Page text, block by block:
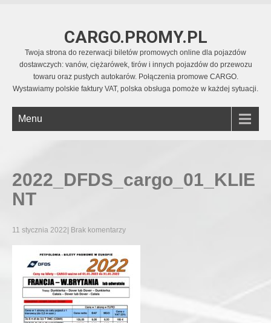
CARGO.PROMY.PL
Twoja strona do rezerwacji biletów promowych online dla pojazdów
dostawczych: vanów, ciężarówek, tirów i innych pojazdów do przewozu
towaru oraz pustych autokarów. Połączenia promowe CARGO.
Wystawiamy polskie faktury VAT, polska obsługa pomoże w każdej sytuacji.
Menu
2022_DFDS_cargo_01_KLIE
NT
11 stycznia 2022 Brak komentarzy